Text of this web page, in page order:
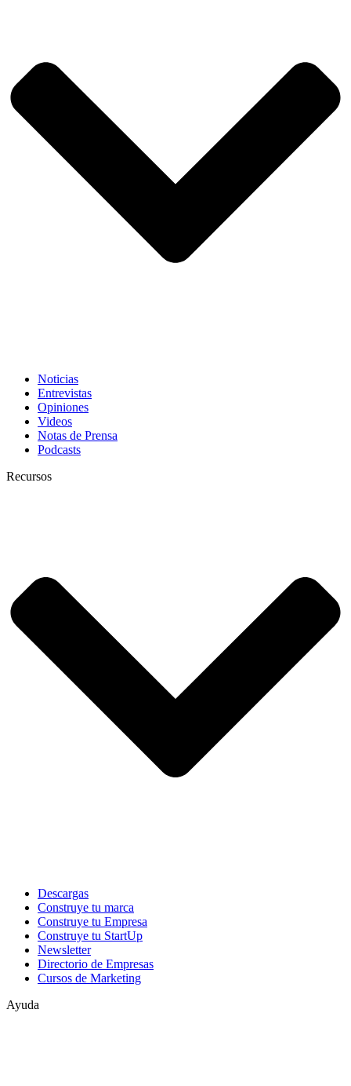
Noticias
Entrevistas
Opiniones
Videos
Notas de Prensa
Podcasts
Recursos
Descargas
Construye tu marca
Construye tu Empresa
Construye tu StartUp
Newsletter
Directorio de Empresas
Cursos de Marketing
Ayuda